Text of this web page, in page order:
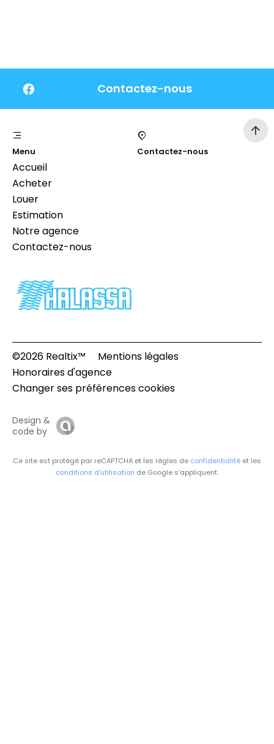
Contactez-nous
Menu
Accueil
Acheter
Louer
Estimation
Notre agence
Contactez-nous
Contactez-nous
©2026 Realtix™
Mentions légales
Honoraires d'agence
Changer ses préférences cookies
Design &
code by
Ce site est protégé par reCAPTCHA et les règles de confidentialité et les
conditions d'utilisation de Google s'appliquent.